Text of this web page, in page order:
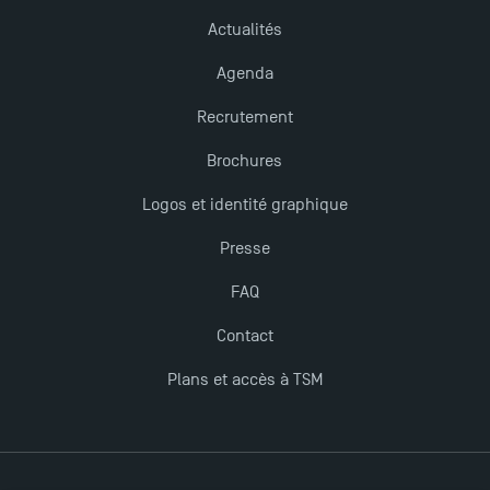
Derniers jours pour candidater aux formations
professionnelles en alternance à TSM !
Management pour 2025 : des opportunités encore
Actualités
Agenda
Recrutement
Brochures
Logos et identité graphique
Presse
FAQ
Contact
Plans et accès à TSM